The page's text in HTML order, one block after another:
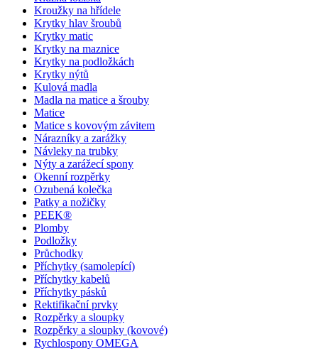
Kroužky na hřídele
Krytky hlav šroubů
Krytky matic
Krytky na maznice
Krytky na podložkách
Krytky nýtů
Kulová madla
Madla na matice a šrouby
Matice
Matice s kovovým závitem
Nárazníky a zarážky
Návleky na trubky
Nýty a zarážecí spony
Okenní rozpěrky
Ozubená kolečka
Patky a nožičky
PEEK®
Plomby
Podložky
Průchodky
Příchytky (samolepící)
Příchytky kabelů
Příchytky pásků
Rektifikační prvky
Rozpěrky a sloupky
Rozpěrky a sloupky (kovové)
Rychlospony OMEGA